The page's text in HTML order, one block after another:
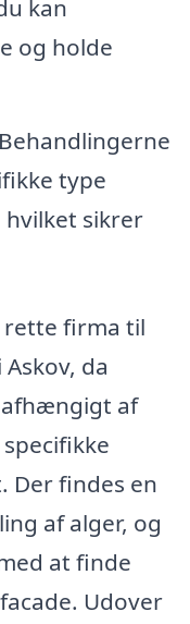
kan
og holde
Behandlingerne
type
sikrer
firma til
da
af
Der findes en
af alger, og
at finde
Udover